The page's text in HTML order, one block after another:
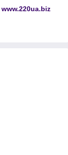
www.220ua.biz